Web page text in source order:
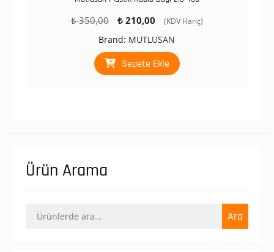
₺350,00
Orijinal
₺ 350,00.
₺210,00
Şu
fiyat:
₺ 210,00.
(KDV Hariç)
Brand: MUTLUSAN
Sepete Ekle
Ürün Arama
Ara: Ara